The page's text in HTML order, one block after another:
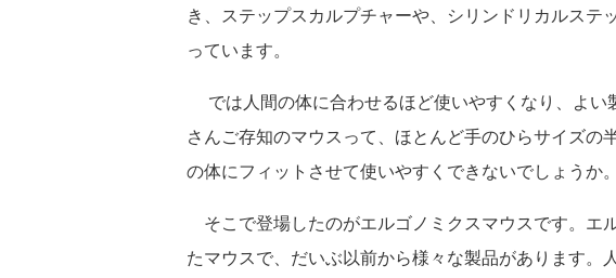
き、ステップスカルプチャーや、シリンドリカルステ
っています。
では人間の体に合わせるほど使いやすくなり、よい
さんご存知のマウスって、ほとんど手のひらサイズの
の体にフィットさせて使いやすくできないでしょうか。
そこで登場したのがエルゴノミクスマウスです。エ
たマウスで、だいぶ以前から様々な製品があります。